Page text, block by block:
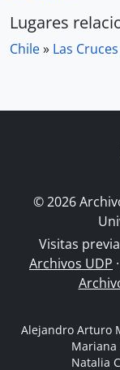
Lugares
Chile» Las Cruces
© 2026
Visitas
Archivos UDP ·
Alejandro Arturo
Natalia